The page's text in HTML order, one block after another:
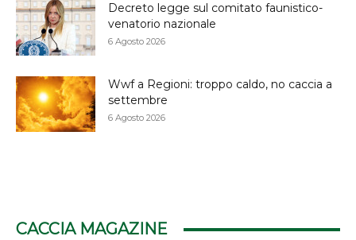
Decreto legge sul comitato faunistico-
venatorio nazionale
6 Agosto 2026
Wwf a Regioni: troppo caldo, no caccia a
settembre
6 Agosto 2026
CACCIA MAGAZINE